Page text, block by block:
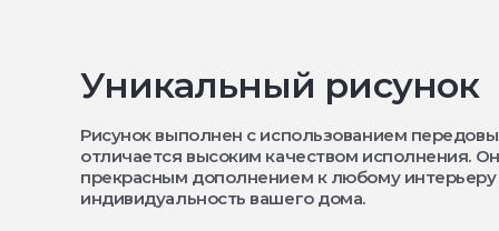
Уникальный рисунок
Рисунок выполнен с использованием
отличается высоким качеством исполнения.
прекрасным дополнением к любому
индивидуальность вашего дома.